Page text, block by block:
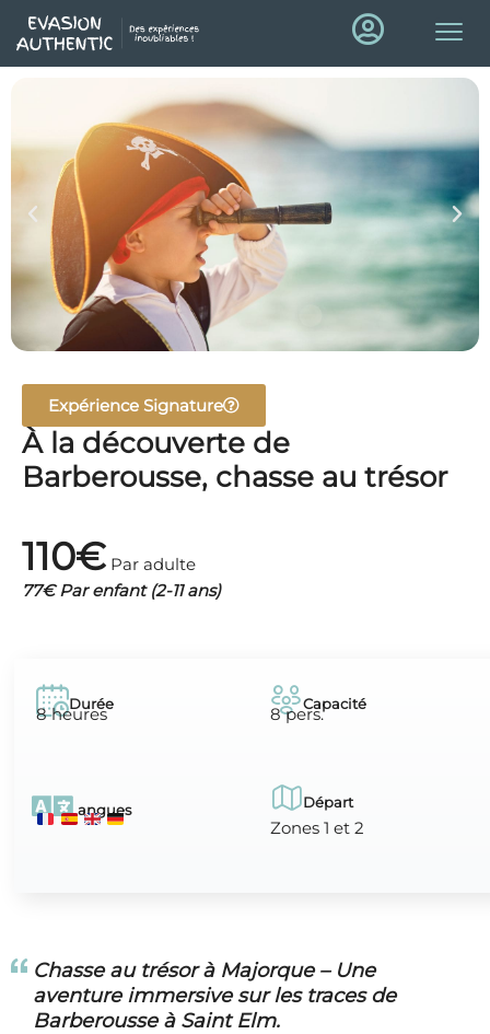
Expérience Signature
À la découverte de
Barberousse, chasse au trésor
110€ Par adulte
77€ Par enfant (2-11 ans)
Durée
8 heures Capacité
8 pers.
Langues Départ
Zones 1 et 2
Chasse au trésor à Majorque – Une
aventure immersive sur les traces de
Barberousse à Saint Elm.